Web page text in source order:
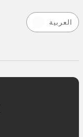
العربية